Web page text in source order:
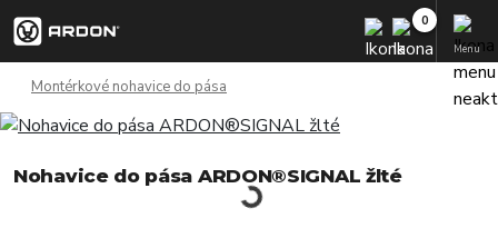
Menu
Montérkové nohavice do pása
Nohavice do pása ARDON®SIGNAL žlté